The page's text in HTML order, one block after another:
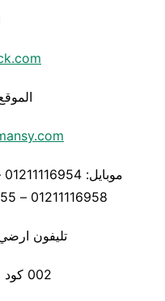
تليفون ارضي
002 كود مصر قبل الرقم